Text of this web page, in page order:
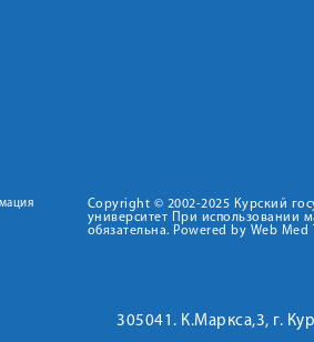
Copyright © 2002-2025 Курский
университет При использовании
обязательна. Powered by Web Med
305041. К.Маркса,3, г.